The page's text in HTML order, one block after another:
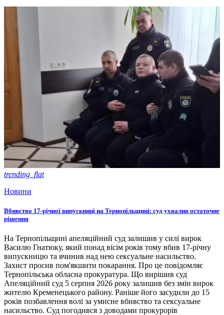
trending_flat
Новини
Вбивство 17-річної випускниці на Тернопільщині: суд ухвалив остаточне
рішення
На Тернопільщині апеляційний суд залишив у силі вирок
Василю Гнатюку, який понад вісім років тому вбив 17-річну
випускницю та вчинив над нею сексуальне насильство.
Захист просив пом'якшити покарання. Про це повідомляє
Тернопільська обласна прокуратура. Що вирішив суд
Апеляційний суд 5 серпня 2026 року залишив без змін вирок
жителю Кременецького району. Раніше його засудили до 15
років позбавлення волі за умисне вбивство та сексуальне
насильство. Суд погодився з доводами прокурорів